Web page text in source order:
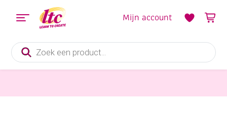
Producten
zoeken
Mijn account